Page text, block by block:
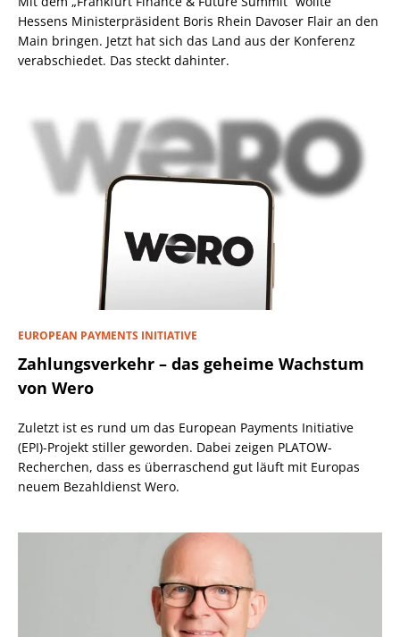
Hessens Ministerpräsident Boris Rhein Davoser Flair an den
Main bringen. Jetzt hat sich das Land aus der Konferenz
verabschiedet. Das steckt dahinter.
EUROPEAN PAYMENTS INITIATIVE
Zahlungsverkehr – das geheime Wachstum
von Wero
Zuletzt ist es rund um das European Payments Initiative
(EPI)-Projekt stiller geworden. Dabei zeigen PLATOW-
Recherchen, dass es überraschend gut läuft mit Europas
neuem Bezahldienst Wero.